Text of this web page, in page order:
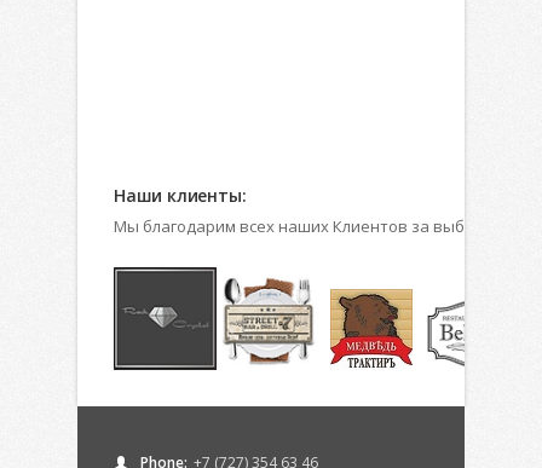
Наши клиенты:
Мы благодарим всех наших Клиентов за выбор
Phone: +7 (727) 354 63 46